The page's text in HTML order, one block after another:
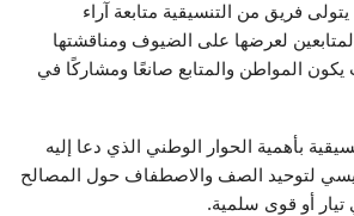
فريق من التنسيقية متابعة آراء
لعرضها على الضيوف ومناقشتها
المواطن والمتابع صانعًا ومشاركًا في
بأهمية الحوار الوطني الذي دعا إليه
لتوحيد الصف والاصطفاف حول المصالح
تيار أو قوى سلمية.